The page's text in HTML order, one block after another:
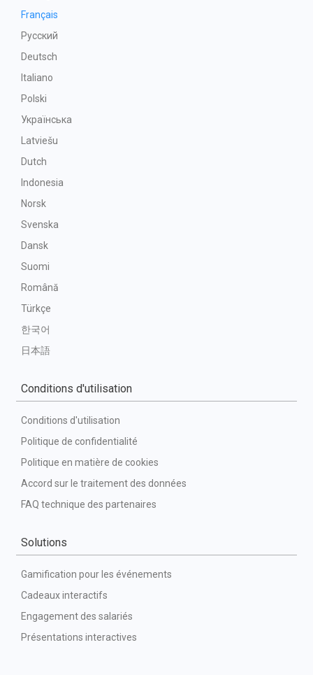
Français
Русский
Deutsch
Italiano
Polski
Українська
Latviešu
Dutch
Indonesia
Norsk
Svenska
Dansk
Suomi
Română
Türkçe
한국어
日本語
Conditions d'utilisation
Conditions d'utilisation
Politique de confidentialité
Politique en matière de cookies
Accord sur le traitement des données
FAQ technique des partenaires
Solutions
Gamification pour les événements
Cadeaux interactifs
Engagement des salariés
Présentations interactives